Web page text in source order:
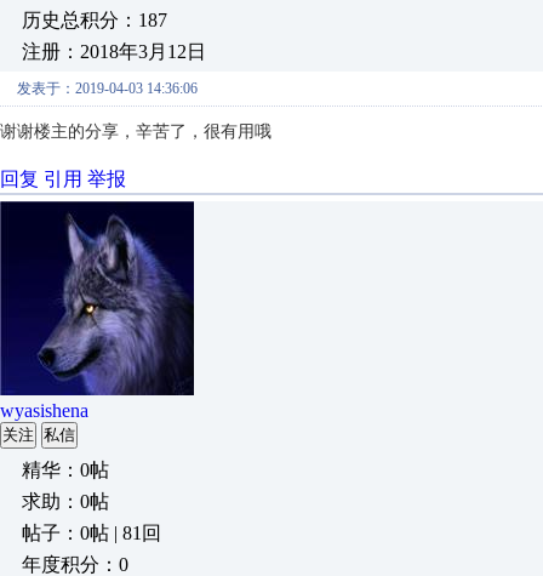
历史总积分：187
注册：2018年3月12日
发表于：2019-04-03 14:36:06
谢谢楼主的分享，辛苦了，很有用哦
回复 引用 举报
wyasishena
关注 私信
精华：0帖
求助：0帖
帖子：0帖 | 81回
年度积分：0